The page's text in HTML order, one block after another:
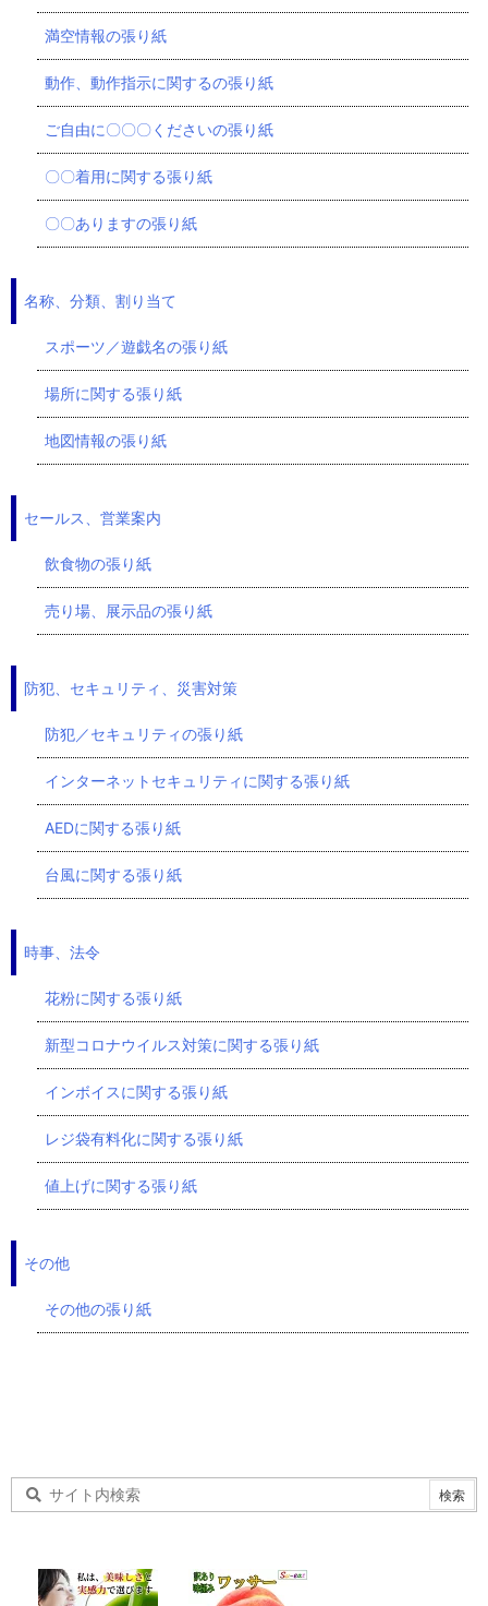
満空情報の張り紙
動作、動作指示に関するの張り紙
ご自由に〇〇〇くださいの張り紙
〇〇着用に関する張り紙
〇〇ありますの張り紙
名称、分類、割り当て
スポーツ／遊戯名の張り紙
場所に関する張り紙
地図情報の張り紙
セールス、営業案内
飲食物の張り紙
売り場、展示品の張り紙
防犯、セキュリティ、災害対策
防犯／セキュリティの張り紙
インターネットセキュリティに関する張り紙
AEDに関する張り紙
台風に関する張り紙
時事、法令
花粉に関する張り紙
新型コロナウイルス対策に関する張り紙
インボイスに関する張り紙
レジ袋有料化に関する張り紙
値上げに関する張り紙
その他
その他の張り紙